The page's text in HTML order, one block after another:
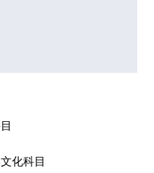
目
工学院，環境・社会
化科目